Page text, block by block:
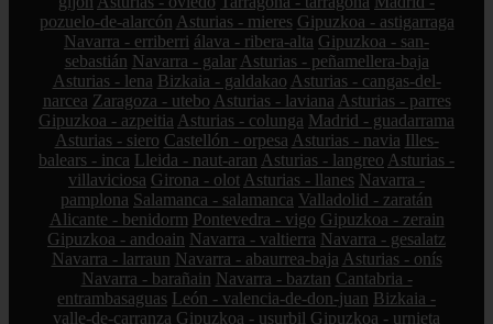
pozuelo-de-alarcón Asturias - mieres Gipuzkoa - astigarraga
Navarra - erriberri álava - ribera-alta Gipuzkoa - san-
sebastián Navarra - galar Asturias - peñamellera-baja
Asturias - lena Bizkaia - galdakao Asturias - cangas-del-
narcea Zaragoza - utebo Asturias - laviana Asturias - parres
Gipuzkoa - azpeitia Asturias - colunga Madrid - guadarrama
Asturias - siero Castellón - orpesa Asturias - navia Illes-
balears - inca Lleida - naut-aran Asturias - langreo Asturias -
villaviciosa Girona - olot Asturias - llanes Navarra -
pamplona Salamanca - salamanca Valladolid - zaratán
Alicante - benidorm Pontevedra - vigo Gipuzkoa - zerain
Gipuzkoa - andoain Navarra - valtierra Navarra - gesalatz
Navarra - larraun Navarra - abaurrea-baja Asturias - onís
Navarra - barañain Navarra - baztan Cantabria -
entrambasaguas León - valencia-de-don-juan Bizkaia -
valle-de-carranza Gipuzkoa - usurbil Gipuzkoa - urnieta